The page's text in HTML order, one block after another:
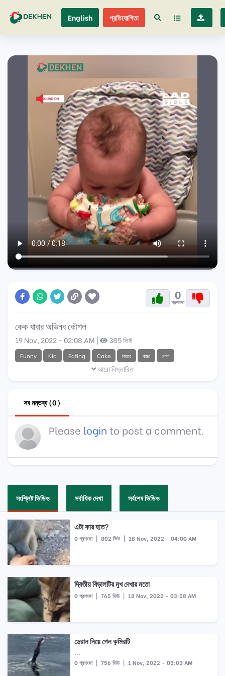
English প্রতিযোগিতা
0
প্রশংসা
কেক খাবার অভিনব কৌশল
19 Nov, 2022 - 02:08 AM | 385 ভিউ
Funny Kid Eating Cake মজার বাচ্চা কেক
আরো বিস্তারিত
সব মন্তব্য (0)
Please login to post a comment.
সংশ্লিষ্ট ভিডিও সর্বাধিক দেখা সর্বশেষ ভিডিও
এটা কার হাত?
0 প্রশংসা | 802 ভিউ | 18 Nov, 2022 - 04:00 AM
দ্বিতীয় বিড়ালটির মুখ দেখার মতো
0 প্রশংসা | 765 ভিউ | 18 Nov, 2022 - 03:58 AM
ড্রোন নিয়ে গেল কুমিরটি
...
0 প্রশংসা | 756 ভিউ | 1 Nov, 2022 - 05:03 AM